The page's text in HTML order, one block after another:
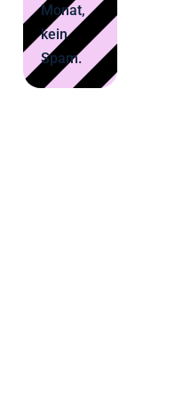
Monat,
kein
Spam.